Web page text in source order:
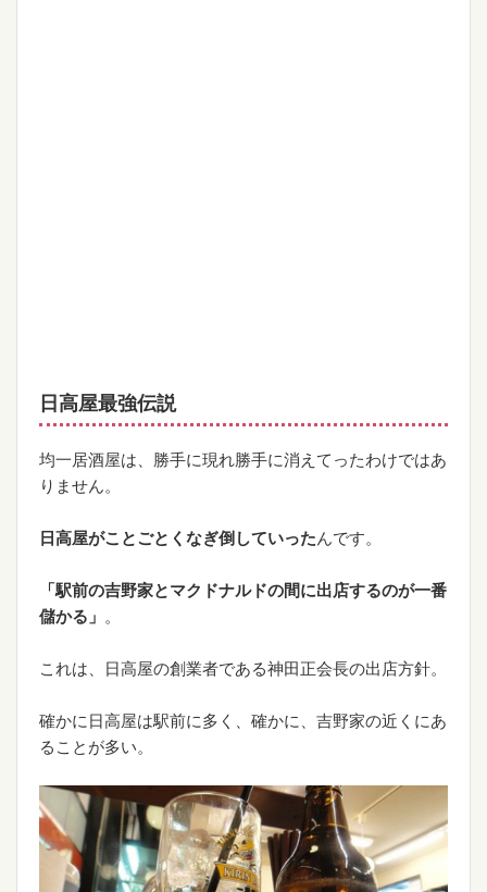
日高屋最強伝説
均一居酒屋は、勝手に現れ勝手に消えてったわけではあ
りません。
日高屋がことごとくなぎ倒していったんです。
「駅前の吉野家とマクドナルドの間に出店するのが一番
儲かる」
これは、日高屋の創業者である神田正会長の出店方針。
確かに日高屋は駅前に多く、確かに、吉野家の近くにあ
ることが多い。